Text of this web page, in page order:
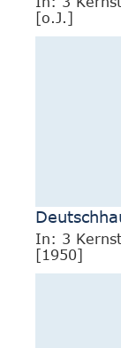
[o.J.]
In: 3
[1950]